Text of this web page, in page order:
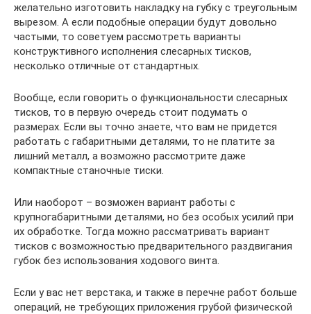
желательно изготовить накладку на губку с треугольным
вырезом. А если подобные операции будут довольно
частыми, то советуем рассмотреть варианты
конструктивного исполнения слесарных тисков,
несколько отличные от стандартных.
Вообще, если говорить о функциональности слесарных
тисков, то в первую очередь стоит подумать о
размерах. Если вы точно знаете, что вам не придется
работать с габаритными деталями, то не платите за
лишний металл, а возможно рассмотрите даже
компактные станочные тиски.
Или наоборот – возможен вариант работы с
крупногабаритными деталями, но без особых усилий при
их обработке. Тогда можно рассматривать вариант
тисков с возможностью предварительного раздвигания
губок без использования ходового винта.
Если у вас нет верстака, и также в перечне работ больше
операций, не требующих приложения грубой физической